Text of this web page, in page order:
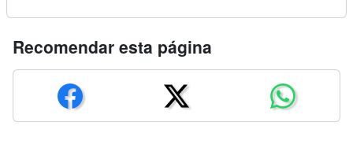
Recomendar esta página